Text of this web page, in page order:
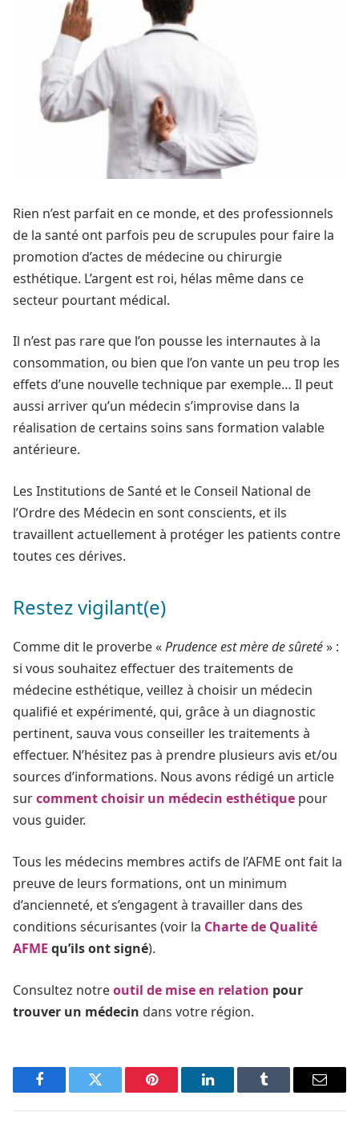
Rien n’est parfait en ce monde, et des professionnels
de la santé ont parfois peu de scrupules pour faire la
promotion d’actes de médecine ou chirurgie
esthétique. L’argent est roi, hélas même dans ce
secteur pourtant médical.
Il n’est pas rare que l’on pousse les internautes à la
consommation, ou bien que l’on vante un peu trop les
effets d’une nouvelle technique par exemple… Il peut
aussi arriver qu’un médecin s’improvise dans la
réalisation de certains soins sans formation valable
antérieure.
Les Institutions de Santé et le Conseil National de
l’Ordre des Médecin en sont conscients, et ils
travaillent actuellement à protéger les patients contre
toutes ces dérives.
Restez vigilant(e)
Comme dit le proverbe «Prudence est mère de sûreté» :
si vous souhaitez effectuer des traitements de
médecine esthétique, veillez à choisir un médecin
qualifié et expérimenté, qui, grâce à un diagnostic
pertinent, sauva vous conseiller les traitements à
effectuer. N’hésitez pas à prendre plusieurs avis et/ou
sources d’informations. Nous avons rédigé un article
surcomment choisir un médecin esthétique pour
vous guider.
Tous les médecins membres actifs de l’AFME ont fait la
preuve de leurs formations, ont un minimum
d’ancienneté, et s’engagent à travailler dans des
conditions sécurisantes (voir la Charte de Qualité
AFME qu’ils ont signé).
Consultez notreoutil de mise en relation pour
trouver un médecin dans votre région.
FacebookTwitter Pinterest LinkedIn Tumblr Email